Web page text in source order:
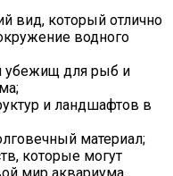
вид, который отлично
водного
убежищ для рыб и
и ландшафтов в
материал;
которые могут
мир аквариума.